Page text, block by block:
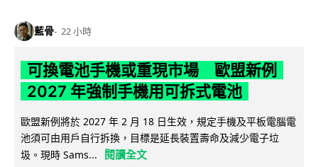
藍骨 22 小時
可換電池手機或重現市場 歐盟新例
2027 年強制手機用可拆式電池
歐盟新例將於 2027 年 2 月 18 日生效，規定手機及平板電腦電
池須可由用戶自行拆換，目標是延長裝置壽命及減少電子垃
圾。現時 Sams...
閱讀全文